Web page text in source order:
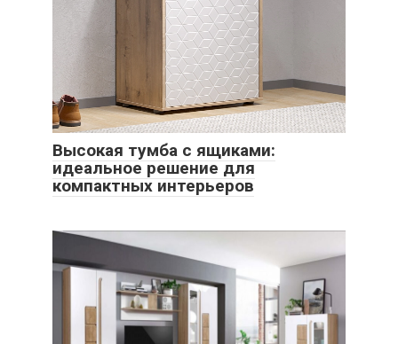
Высокая тумба с ящиками:
идеальное решение для
компактных интерьеров